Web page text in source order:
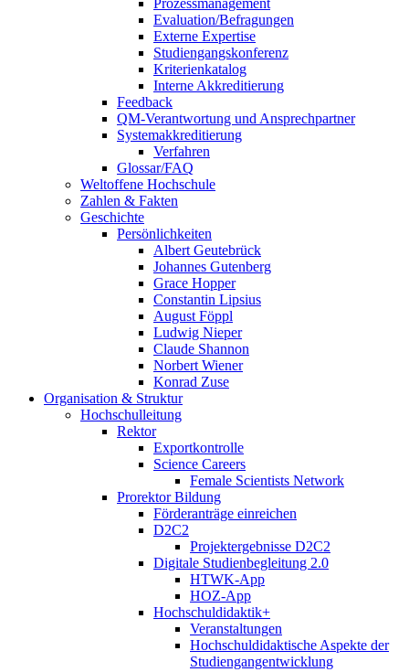
Evaluation/Befragungen
Externe Expertise
Studiengangskonferenz
Kriterienkatalog
Interne Akkreditierung
Feedback
QM-Verantwortung und Ansprechpartner
Systemakkreditierung
Verfahren
Glossar/FAQ
Weltoffene Hochschule
Zahlen & Fakten
Geschichte
Persönlichkeiten
Albert Geutebrück
Johannes Gutenberg
Grace Hopper
Constantin Lipsius
August Föppl
Ludwig Nieper
Claude Shannon
Norbert Wiener
Konrad Zuse
Organisation & Struktur
Hochschulleitung
Rektor
Exportkontrolle
Science Careers
Female Scientists Network
Prorektor Bildung
Förderanträge einreichen
D2C2
Projektergebnisse D2C2
Digitale Studienbegleitung 2.0
HTWK-App
HOZ-App
Hochschuldidaktik+
Veranstaltungen
Hochschuldidaktische Aspekte der
Studiengangentwicklung